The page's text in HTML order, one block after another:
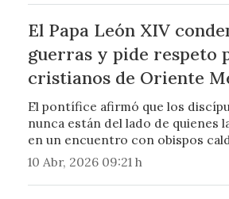
El Papa León XIV
guerras y pide respeto
cristianos de Oriente
El pontífice afirmó que los
nunca están del lado de quienes
en un encuentro con obispos
10 Abr, 2026 09:21 h